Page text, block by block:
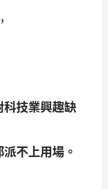
技業興趣缺
不上用場。